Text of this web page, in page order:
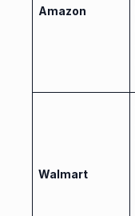
Amazon
Walmart